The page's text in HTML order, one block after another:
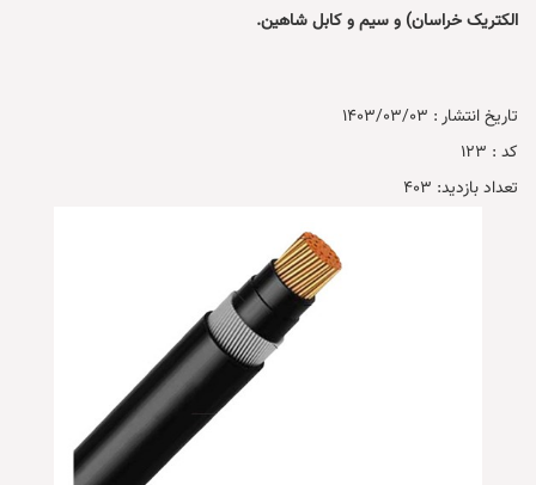
الکتریک خراسان) و سیم و کابل شاهین.
تاریخ انتشار : 1403/03/03
کد : 123
تعداد بازدید: 403